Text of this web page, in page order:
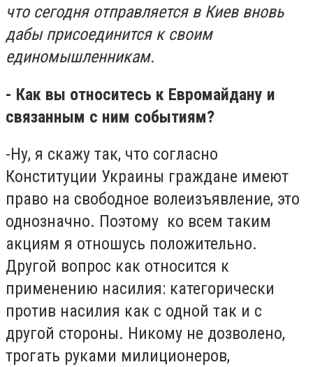
что сегодня отправляется в Киев вновь
дабы присоединится к своим
единомышленникам.
- Как вы относитесь к Евромайдану и
связанным с ним событиям?
-Ну, я скажу так, что согласно
Конституции Украины граждане имеют
право на свободное волеизъявление, это
однозначно. Поэтому ко всем таким
акциям я отношусь положительно.
Другой вопрос как относится к
применению насилия: категорически
против насилия как с одной так и с
другой стороны. Никому не дозволено,
трогать руками милиционеров,